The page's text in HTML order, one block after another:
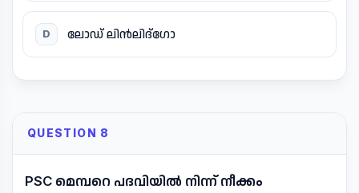
D ലോഡ് ലിൻലിദ്ഗോ
QUESTION 8
PSC മെമ്പറെ പദവിയിൽ നിന്ന് നീക്കം